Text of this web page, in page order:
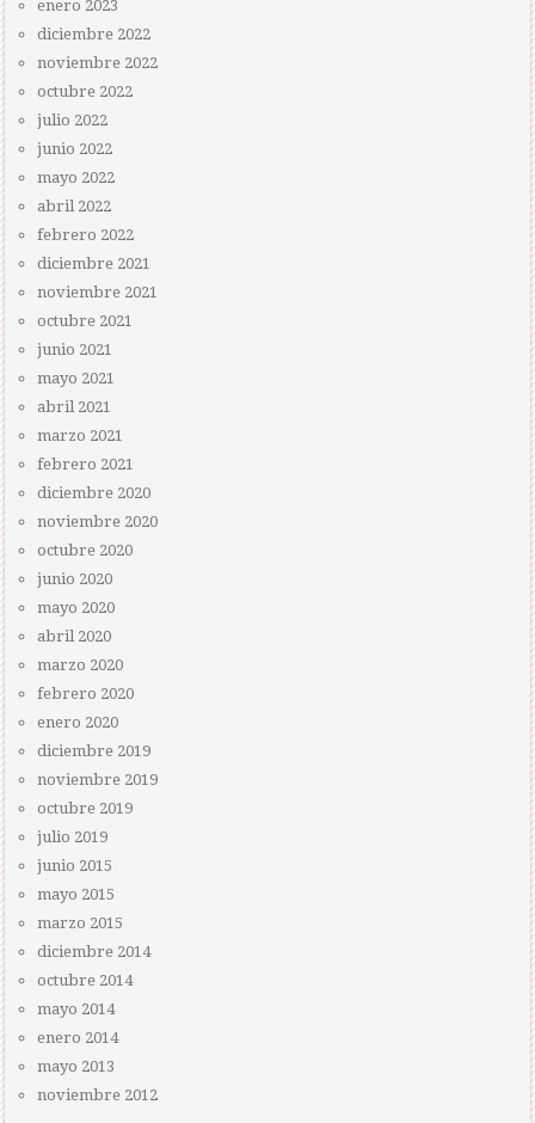
enero 2023
diciembre 2022
noviembre 2022
octubre 2022
julio 2022
junio 2022
mayo 2022
abril 2022
febrero 2022
diciembre 2021
noviembre 2021
octubre 2021
junio 2021
mayo 2021
abril 2021
marzo 2021
febrero 2021
diciembre 2020
noviembre 2020
octubre 2020
junio 2020
mayo 2020
abril 2020
marzo 2020
febrero 2020
enero 2020
diciembre 2019
noviembre 2019
octubre 2019
julio 2019
junio 2015
mayo 2015
marzo 2015
diciembre 2014
octubre 2014
mayo 2014
enero 2014
mayo 2013
noviembre 2012